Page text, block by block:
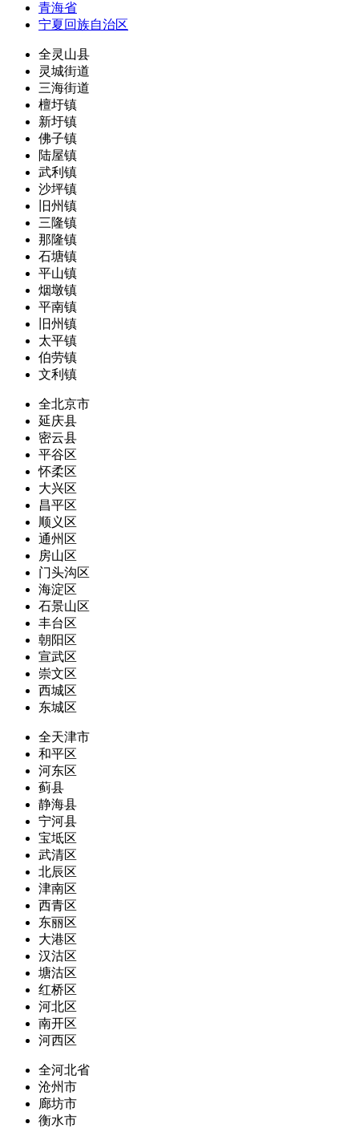
青海省
宁夏回族自治区
全灵山县
灵城街道
三海街道
檀圩镇
新圩镇
佛子镇
陆屋镇
武利镇
沙坪镇
旧州镇
三隆镇
那隆镇
石塘镇
平山镇
烟墩镇
平南镇
旧州镇
太平镇
伯劳镇
文利镇
全北京市
延庆县
密云县
平谷区
怀柔区
大兴区
昌平区
顺义区
通州区
房山区
门头沟区
海淀区
石景山区
丰台区
朝阳区
宣武区
崇文区
西城区
东城区
全天津市
和平区
河东区
蓟县
静海县
宁河县
宝坻区
武清区
北辰区
津南区
西青区
东丽区
大港区
汉沽区
塘沽区
红桥区
河北区
南开区
河西区
全河北省
沧州市
廊坊市
衡水市